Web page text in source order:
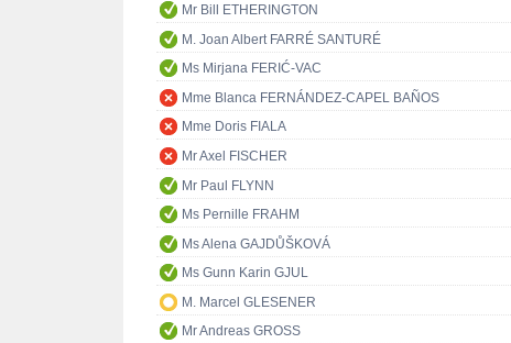
Mr Bill ETHERINGTON
M. Joan Albert FARRÉ SANTURÉ
Ms Mirjana FERIĆ-VAC
Mme Blanca FERNÁNDEZ-CAPEL BAÑOS
Mme Doris FIALA
Mr Axel FISCHER
Mr Paul FLYNN
Ms Pernille FRAHM
Ms Alena GAJDŮŠKOVÁ
Ms Gunn Karin GJUL
M. Marcel GLESENER
Mr Andreas GROSS